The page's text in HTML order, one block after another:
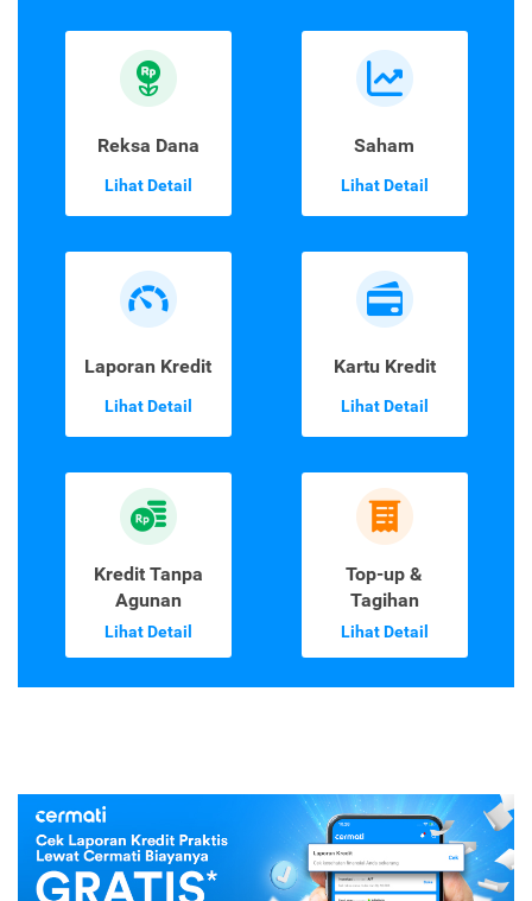
Reksa Dana
Lihat Detail
Saham
Lihat Detail
Laporan Kredit
Lihat Detail
Kartu Kredit
Lihat Detail
Kredit Tanpa
Agunan
Lihat Detail
Top-up &
Tagihan
Lihat Detail